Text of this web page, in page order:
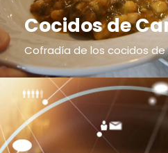
Cocidos de
Cofradía de los cocidos